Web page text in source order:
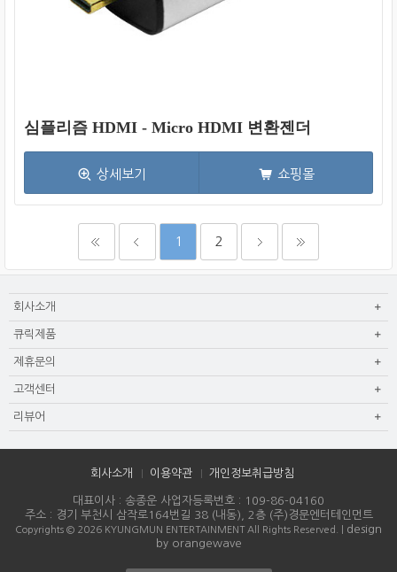
심플리즘 HDMI - Micro HDMI 변환젠더
상세보기 쇼핑몰
1 2
회사소개
큐릭제품
제휴문의
고객센터
리뷰어
회사소개 이용약관 개인정보취급방침
대표이사 : 송종운 사업자등록번호 : 109-86-04160
주소 : 경기 부천시 삼작로164번길 38 (내동), 2층 (주)경문엔터테인먼트
Copyrights © 2026 KYUNGMUN ENTERTAINMENT All Rights Reserved. | design
by orangewave